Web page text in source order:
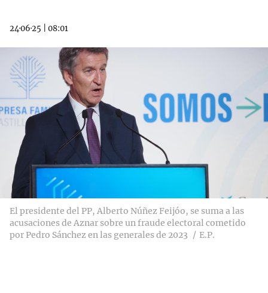
24·06·25 08:01
El presidente del PP, Alberto Núñez Feijóo, se suma a las
acusaciones de Aznar sobre un fraude electoral cometido
por Pedro Sánchez en las generales de 2023
E.P.